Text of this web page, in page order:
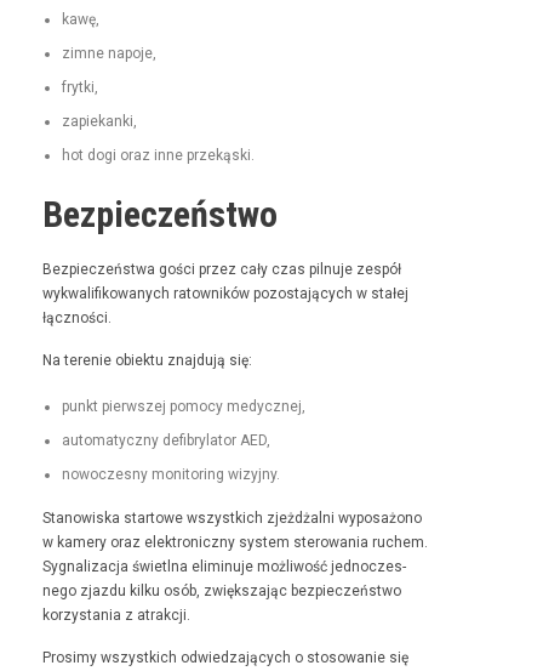
kawę,
zimne napo­je,
fry­t­ki,
zapiekan­ki,
hot dogi oraz inne przekąski.
Bezpieczeństwo
Bez­pieczeńst­wa goś­ci przez cały czas pil­nu­je zespół
wyk­wal­i­fikowanych ratown­ików pozosta­ją­cych w stałej
łączności.
Na tere­nie obiek­tu zna­j­du­ją się:
punkt pier­wszej pomo­cy medycznej,
automaty­czny defi­bry­la­tor AED,
nowoczes­ny mon­i­tor­ing wizyjny.
Stanowiska star­towe wszys­t­kich zjeżdżal­ni wyposażono
w kamery oraz elek­tron­iczny sys­tem sterowa­nia ruchem.
Syg­nal­iza­c­ja świ­etl­na elimin­u­je możli­wość jed­noczes­
nego zjaz­du kilku osób, zwięk­sza­jąc bez­pieczeńst­wo
korzys­ta­nia z atrakcji.
Prosimy wszys­t­kich odwiedza­ją­cych o stosowanie się